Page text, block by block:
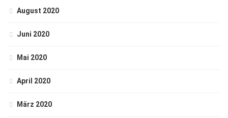
August 2020
Juni 2020
Mai 2020
April 2020
März 2020